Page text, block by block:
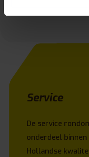
Service
De service
onderdeel
Hollandse